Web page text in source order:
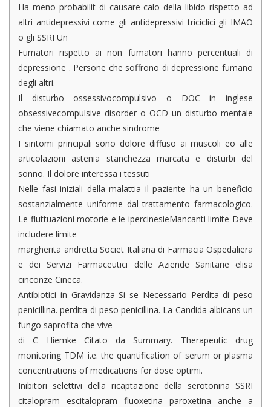
Ha meno probabilit di causare calo della libido rispetto ad
altri antidepressivi come gli antidepressivi triciclici gli IMAO
o gli SSRI Un
Fumatori rispetto ai non fumatori hanno percentuali di
depressione . Persone che soffrono di depressione fumano
degli altri.
Il disturbo ossessivocompulsivo o DOC in inglese
obsessivecompulsive disorder o OCD un disturbo mentale
che viene chiamato anche sindrome
I sintomi principali sono dolore diffuso ai muscoli eo alle
articolazioni astenia stanchezza marcata e disturbi del
sonno. Il dolore interessa i tessuti
Nelle fasi iniziali della malattia il paziente ha un beneficio
sostanzialmente uniforme dal trattamento farmacologico.
Le fluttuazioni motorie e le ipercinesieMancanti limite Deve
includere limite
margherita andretta Societ Italiana di Farmacia Ospedaliera
e dei Servizi Farmaceutici delle Aziende Sanitarie elisa
cinconze Cineca.
Antibiotici in Gravidanza Si se Necessario Perdita di peso
penicillina. perdita di peso penicillina. La Candida albicans un
fungo saprofita che vive
di C Hiemke Citato da Summary. Therapeutic drug
monitoring TDM i.e. the quantification of serum or plasma
concentrations of medications for dose optimi.
Inibitori selettivi della ricaptazione della serotonina SSRI
citalopram escitalopram fluoxetina paroxetina anche a